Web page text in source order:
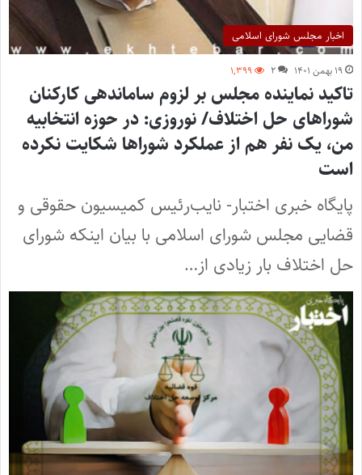
اخبار مجلس شورای اسلامی
۱۹ بهمن ۱۴۰۱ ۲ ۱,۳۹۹
تاکید نماینده مجلس بر لزوم ساماندهی کارکنان
شوراهای حل اختلاف/ نوروزی: در حوزه انتخابیه
من، یک نفر هم از عملکرد شوراها شکایت نکرده
است
پایگاه خبری اختبار- نایب‌رئیس کمیسیون حقوقی و
قضایی مجلس شورای اسلامی با بیان اینکه شورای
حل اختلاف بار زیادی از…